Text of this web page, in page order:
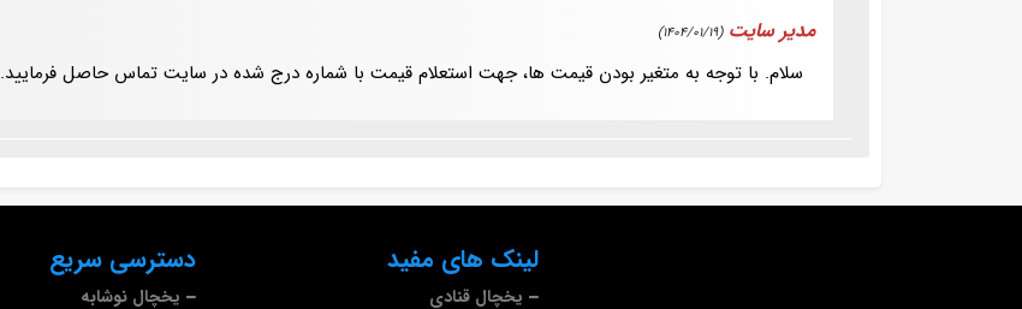
مدیر سایت (1404/01/19)
سلام. با توجه به متغیر بودن قیمت ها، جهت استعلام قیمت با شماره درج شده در سایت تماس حاصل فرمایید.
لینک های مفید
یخچال قنادی
دسترسی سریع
یخچال نوشابه